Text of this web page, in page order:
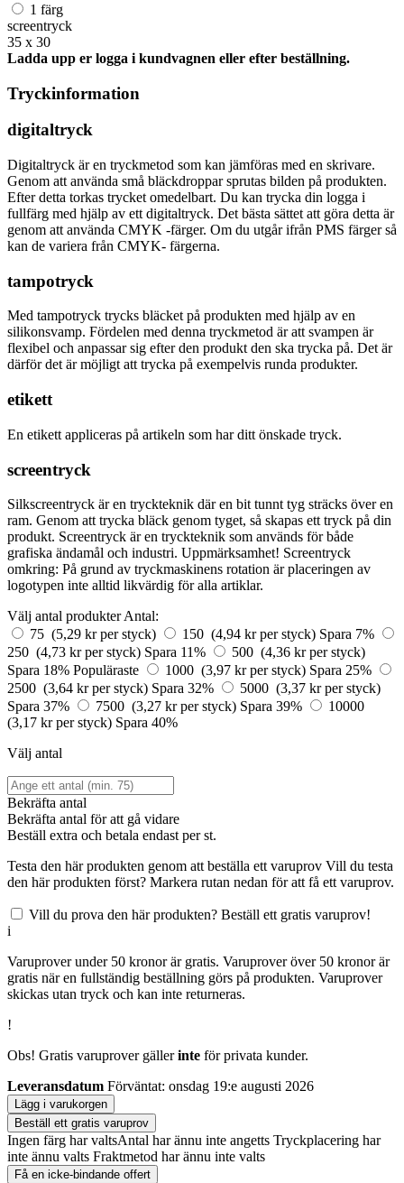
1 färg
screentryck
35 x 30
Ladda upp er logga i kundvagnen eller efter beställning.
Tryckinformation
digitaltryck
Digitaltryck är en tryckmetod som kan jämföras med en skrivare.
Genom att använda små bläckdroppar sprutas bilden på produkten.
Efter detta torkas trycket omedelbart. Du kan trycka din logga i
fullfärg med hjälp av ett digitaltryck. Det bästa sättet att göra detta är
genom att använda CMYK -färger. Om du utgår ifrån PMS färger så
kan de variera från CMYK- färgerna.
tampotryck
Med tampotryck trycks bläcket på produkten med hjälp av en
silikonsvamp. Fördelen med denna tryckmetod är att svampen är
flexibel och anpassar sig efter den produkt den ska trycka på. Det är
därför det är möjligt att trycka på exempelvis runda produkter.
etikett
En etikett appliceras på artikeln som har ditt önskade tryck.
screentryck
Silkscreentryck är en tryckteknik där en bit tunnt tyg sträcks över en
ram. Genom att trycka bläck genom tyget, så skapas ett tryck på din
produkt. Screentryck är en tryckteknik som används för både
grafiska ändamål och industri. Uppmärksamhet! Screentryck
omkring: På grund av tryckmaskinens rotation är placeringen av
logotypen inte alltid likvärdig för alla artiklar.
Välj antal produkter Antal:
75 (5,29 kr per styck)
150 (4,94 kr per styck) Spara 7%
250 (4,73 kr per styck) Spara 11%
500 (4,36 kr per styck)
Spara 18% Populäraste 1000 (3,97 kr per styck) Spara 25%
2500 (3,64 kr per styck) Spara 32%
5000 (3,37 kr per styck)
Spara 37%
7500 (3,27 kr per styck) Spara 39%
10000
(3,17 kr per styck) Spara 40%
Välj antal
Bekräfta antal
Bekräfta antal för att gå vidare
Beställ extra och betala endast per st.
Testa den här produkten genom att beställa ett varuprov Vill du testa
den här produkten först? Markera rutan nedan för att få ett varuprov.
Vill du prova den här produkten? Beställ ett gratis varuprov!
i
Varuprover under 50 kronor är gratis. Varuprover över 50 kronor är
gratis när en fullständig beställning görs på produkten. Varuprover
skickas utan tryck och kan inte returneras.
!
Obs! Gratis varuprover gällerinte för privata kunder.
Leveransdatum Förväntat: onsdag 19:e augusti 2026
Lägg i varukorgen
Beställ ett gratis varuprov
Ingen färg har valtsAntal har ännu inte angetts Tryckplacering har
inte ännu valts Fraktmetod har ännu inte valts
Få en icke-bindande offert